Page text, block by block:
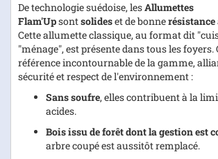
De technologie suédoise, lesAllumettes
Flam'Upsontsolideset de bonnerésistance
Cette allumette classique, au format dit
"ménage", est présente dans tous les foyers.
référence incontournable de la gamme,
sécurité et respect de l'environnement :
Sans soufre, elles contribuent à la
acides.
Bois issu de forêt dont la gestion est
arbre coupé est aussitôt remplacé.